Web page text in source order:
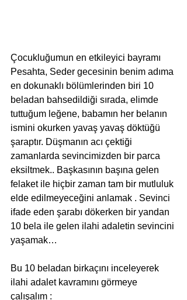
Çocukluğumun en etkileyici bayramı
Pesahta, Seder gecesinin benim adıma
en dokunaklı bölümlerinden biri 10
beladan bahsedildiği sırada, elimde
tuttuğum leğene, babamın her belanın
ismini okurken yavaş yavaş döktüğü
şaraptır. Düşmanın acı çektiği
zamanlarda sevincimizden bir parca
eksiltmek.. Başkasının başına gelen
felaket ile hiçbir zaman tam bir mutluluk
elde edilmeyeceğini anlamak . Sevinci
ifade eden şarabı dökerken bir yandan
10 bela ile gelen ilahi adaletin sevincini
yaşamak…
Bu 10 beladan birkaçını inceleyerek
ilahi adalet kavramını görmeye
çalışalım :